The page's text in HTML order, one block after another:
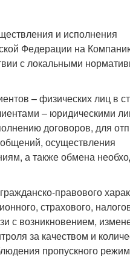
и исполнения
Федерации на
с локальными
– физических лиц в
– юридическими
договоров, для
осуществления
а также обмена
правового
страхового,
с возникновением,
за качеством и
пропускного